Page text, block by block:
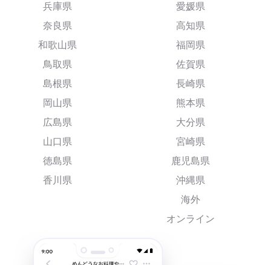
兵庫県
奈良県
和歌山県
鳥取県
島根県
岡山県
広島県
山口県
徳島県
香川県
愛媛県
高知県
福岡県
佐賀県
長崎県
熊本県
大分県
宮崎県
鹿児島県
沖縄県
海外
オンライン